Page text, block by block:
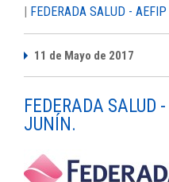
FEDERADA SALUD -
11 de Mayo de 2017
FEDERADA SALUD
JUNÍN.